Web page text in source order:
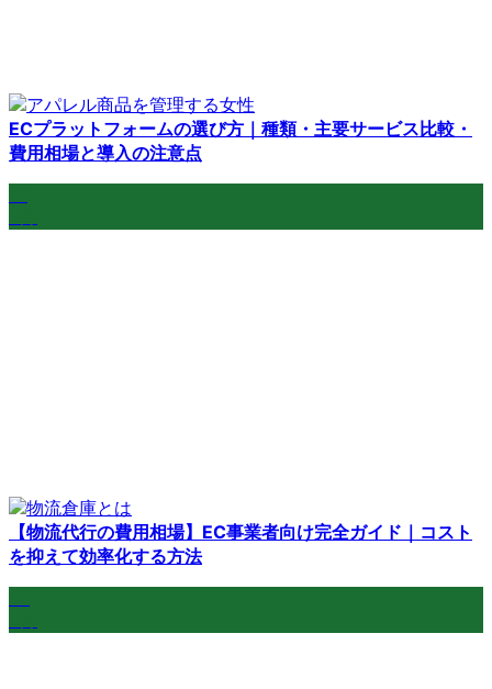
ECプラットフォームの選び方｜種類・主要サービス比較・
費用相場と導入の注意点
【物流代行の費用相場】EC事業者向け完全ガイド｜コスト
を抑えて効率化する方法